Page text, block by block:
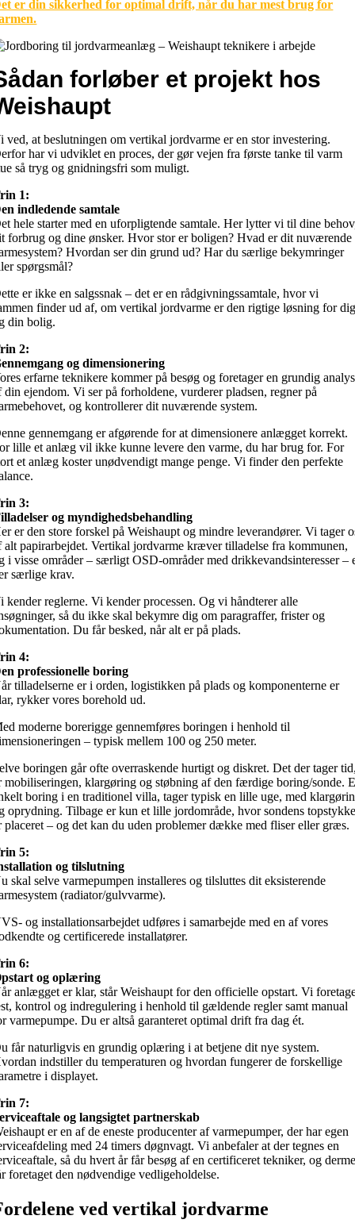
er din sikkerhed for optimal drift, når du har mest brug for
forløber et projekt hos
ved, at beslutningen om vertikal jordvarme er en stor investering.
har vi udviklet en proces, der gør vejen fra første tanke til varm
så tryg og gnidningsfri som muligt.
1:
indledende samtale
hele starter med en uforpligtende samtale. Her lytter vi til dine
forbrug og dine ønsker. Hvor stor er boligen? Hvad er dit nuværende
Hvordan ser din grund ud? Har du særlige bekymringer
spørgsmål?
er ikke en salgssnak – det er en rådgivningssamtale, hvor vi
finder ud af, om vertikal jordvarme er den rigtige løsning for
din bolig.
2:
og dimensionering
erfarne teknikere kommer på besøg og foretager en grundig
din ejendom. Vi ser på forholdene, vurderer pladsen, regner på
og kontrollerer dit nuværende system.
gennemgang er afgørende for at dimensionere anlægget korrekt.
lille et anlæg vil ikke kunne levere den varme, du har brug for. For
et anlæg koster unødvendigt mange penge. Vi finder den perfekte
3:
og myndighedsbehandling
er den store forskel på Weishaupt og mindre leverandører. Vi tager
alt papirarbejdet. Vertikal jordvarme kræver tilladelse fra kommunen,
i visse områder – særligt OSD-områder med drikkevandsinteresser –
særlige krav.
kender reglerne. Vi kender processen. Og vi håndterer alle
så du ikke skal bekymre dig om paragraffer, frister og
Du får besked, når alt er på plads.
4:
professionelle boring
tilladelserne er i orden, logistikken på plads og komponenterne er
rykker vores borehold ud.
moderne borerigge gennemføres boringen i henhold til
– typisk mellem 100 og 250 meter.
boringen går ofte overraskende hurtigt og diskret. Det der tager
mobiliseringen, klargøring og støbning af den færdige boring/sonde.
boring i en traditionel villa, tager typisk en lille uge, med
oprydning. Tilbage er kun et lille jordområde, hvor sondens
placeret – og det kan du uden problemer dække med fliser eller græs.
5:
og tilslutning
skal selve varmepumpen installeres og tilsluttes dit eksisterende
(radiator/gulvvarme).
og installationsarbejdet udføres i samarbejde med en af vores
og certificerede installatører.
6:
og oplæring
anlægget er klar, står Weishaupt for den officielle opstart.Vi
kontrol og indregulering i henhold til gældende regler samt manual
varmepumpe. Du er altså garanteret optimal drift fra dag ét.
får naturligvis en grundig oplæring i at betjene dit nye system.
indstiller du temperaturen og hvordan fungerer de forskellige
i displayet.
7:
og langsigtet partnerskab
er en af de eneste producenter af varmepumper, der har egen
med 24 timers døgnvagt. Vi anbefaler at der tegnes en
så du hvert år får besøg af en certificeret tekniker, og
foretaget den nødvendige vedligeholdelse.
ved vertikal jordvarme